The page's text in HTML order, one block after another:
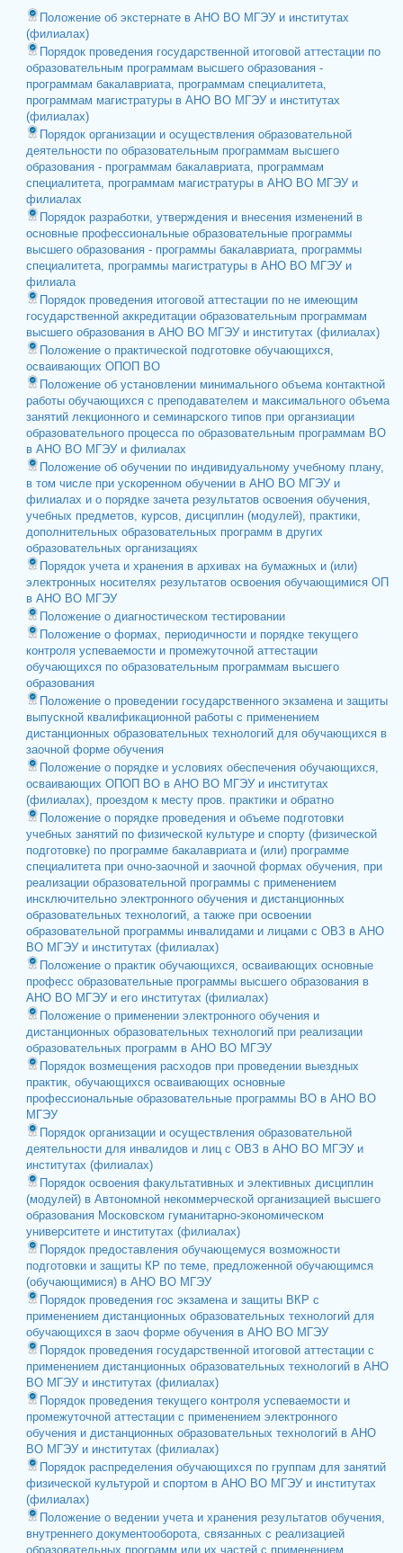
Положение об экстернате в АНО ВО МГЭУ и институтах
(филиалах)
Порядок проведения государственной итоговой аттестации по
образовательным программам высшего образования -
программам бакалавриата, программам специалитета,
программам магистратуры в АНО ВО МГЭУ и институтах
(филиалах)
Порядок организации и осуществления образовательной
деятельности по образовательным программам высшего
образования - программам бакалавриата, программам
специалитета, программам магистратуры в АНО ВО МГЭУ и
филиалах
Порядок разработки, утверждения и внесения изменений в
основные профессиональные образовательные программы
высшего образования - программы бакалавриата, программы
специалитета, программы магистратуры в АНО ВО МГЭУ и
филиала
Порядок проведения итоговой аттестации по не имеющим
государственной аккредитации образовательным программам
высшего образования в АНО ВО МГЭУ и институтах (филиалах)
Положение о практической подготовке обучающихся,
осваивающих ОПОП ВО
Положение об установлении минимального объема контактной
работы обучающихся с преподавателем и максимального объема
занятий лекционного и семинарского типов при органзиации
образовательного процесса по образовательным программам ВО
в АНО ВО МГЭУ и филиалах
Положение об обучении по индивидуальному учебному плану,
в том числе при ускоренном обучении в АНО ВО МГЭУ и
филиалах и о порядке зачета результатов освоения обучения,
учебных предметов, курсов, дисциплин (модулей), практики,
дополнительных образовательных программ в других
образовательных организациях
Порядок учета и хранения в архивах на бумажных и (или)
электронных носителях результатов освоения обучающимися ОП
в АНО ВО МГЭУ
Положение о диагностическом тестировании
Положение о формах, периодичности и порядке текущего
контроля успеваемости и промежуточной аттестации
обучающихся по образовательным программам высшего
образования
Положение о проведении государственного экзамена и защиты
выпускной квалификационной работы с применением
дистанционных образовательных технологий для обучающихся в
заочной форме обучения
Положение о порядке и условиях обеспечения обучающихся,
осваивающих ОПОП ВО в АНО ВО МГЭУ и институтах
(филиалах), проездом к месту пров. практики и обратно
Положение о порядке проведения и объеме подготовки
учебных занятий по физической культуре и спорту (физической
подготовке) по программе бакалавриата и (или) программе
специалитета при очно-заочной и заочной формах обучения, при
реализации образовательной программы с применением
инсключительно электронного обучения и дистанционных
образовательных технологий, а также при освоении
образовательной программы инвалидами и лицами с ОВЗ в АНО
ВО МГЭУ и институтах (филиалах)
Положение о практик обучающихся, осваивающих основные
професс образовательные программы высшего образования в
АНО ВО МГЭУ и его институтах (филиалах)
Положение о применении электронного обучения и
дистанционных образовательных технологий при реализации
образовательных программ в АНО ВО МГЭУ
Порядок возмещения расходов при проведении выездных
практик, обучающихся осваивающих основные
профессиональные образовательные программы ВО в АНО ВО
МГЭУ
Порядок организации и осуществления образовательной
деятельности для инвалидов и лиц с ОВЗ в АНО ВО МГЭУ и
институтах (филиалах)
Порядок освоения факультативных и элективных дисциплин
(модулей) в Автономной некоммерческой организацией высшего
образования Московском гуманитарно-экономическом
университете и институтах (филиалах)
Порядок предоставления обучающемуся возможности
подготовки и защиты КР по теме, предложенной обучающимся
(обучающимися) в АНО ВО МГЭУ
Порядок проведения гос экзамена и защиты ВКР с
применением дистанционных образовательных технологий для
обучающихся в заоч форме обучения в АНО ВО МГЭУ
Порядок проведения государственной итоговой аттестации с
применением дистанционных образовательных технологий в АНО
ВО МГЭУ и институтах (филиалах)
Порядок проведения текущего контроля успеваемости и
промежуточной аттестации с применением электронного
обучения и дистанционных образовательных технологий в АНО
ВО МГЭУ и институтах (филиалах)
Порядок распределения обучающихся по группам для занятий
физической культурой и спортом в АНО ВО МГЭУ и институтах
(филиалах)
Положение о ведении учета и хранения результатов обучения,
внутреннего документооборота, связанных с реализацией
образовательных программ или их частей с применением